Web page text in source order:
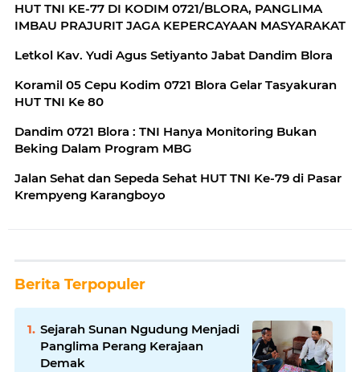
HUT TNI KE-77 DI KODIM 0721/BLORA, PANGLIMA
IMBAU PRAJURIT JAGA KEPERCAYAAN MASYARAKAT
Letkol Kav. Yudi Agus Setiyanto Jabat Dandim Blora
Koramil 05 Cepu Kodim 0721 Blora Gelar Tasyakuran
HUT TNI Ke 80
Dandim 0721 Blora : TNI Hanya Monitoring Bukan
Beking Dalam Program MBG
Jalan Sehat dan Sepeda Sehat HUT TNI Ke-79 di Pasar
Krempyeng Karangboyo
Berita Terpopuler
Sejarah Sunan Ngudung Menjadi
Panglima Perang Kerajaan
Demak